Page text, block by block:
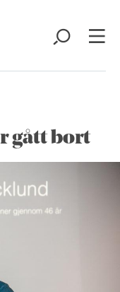
gått bort